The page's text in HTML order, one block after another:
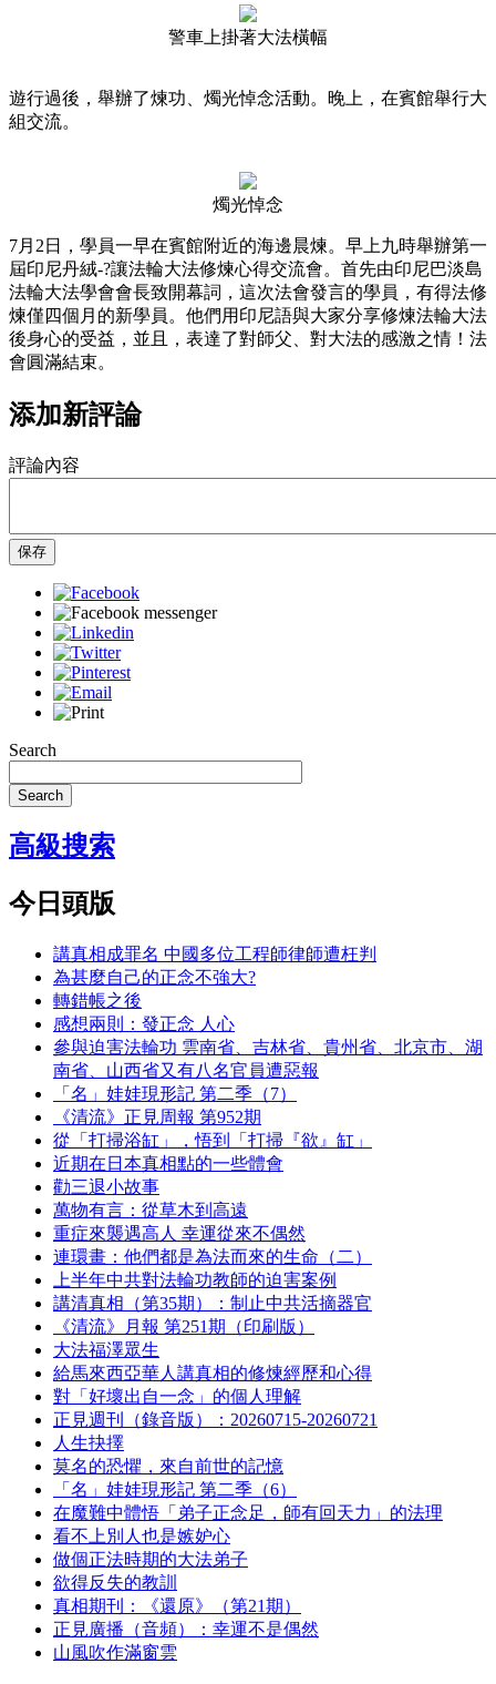
警車上掛著大法橫幅
遊行過後，舉辦了煉功、燭光悼念活動。晚上，在賓館舉行大
組交流。
燭光悼念
7月2日，學員一早在賓館附近的海邊晨煉。早上九時舉辦第一
屆印尼丹絨-?讓法輪大法修煉心得交流會。首先由印尼巴淡島
法輪大法學會會長致開幕詞，這次法會發言的學員，有得法修
煉僅四個月的新學員。他們用印尼語與大家分享修煉法輪大法
後身心的受益，並且，表達了對師父、對大法的感激之情！法
會圓滿結束。
添加新評論
評論內容
保存
Search
Search
高級搜索
今日頭版
講真相成罪名 中國多位工程師律師遭枉判
為甚麼自己的正念不強大?
轉錯帳之後
感想兩則：發正念 人心
參與迫害法輪功 雲南省、吉林省、貴州省、北京市、湖
南省、山西省又有八名官員遭惡報
「名」娃娃現形記 第二季（7）
《清流》正見周報 第952期
從「打掃浴缸」，悟到「打掃『欲』缸」
近期在日本真相點的一些體會
勸三退小故事
萬物有言：從草木到高遠
重症來襲遇高人 幸運從來不偶然
連環畫：他們都是為法而來的生命（二）
上半年中共對法輪功教師的迫害案例
講清真相（第35期）：制止中共活摘器官
《清流》月報 第251期（印刷版）
大法福澤眾生
給馬來西亞華人講真相的修煉經歷和心得
對「好壞出自一念」的個人理解
正見週刊（錄音版）：20260715-20260721
人生抉擇
莫名的恐懼，來自前世的記憶
「名」娃娃現形記 第二季（6）
在魔難中體悟「弟子正念足，師有回天力」的法理
看不上別人也是嫉妒心
做個正法時期的大法弟子
欲得反失的教訓
真相期刊：《還原》（第21期）
正見廣播（音頻）：幸運不是偶然
山風吹作滿窗雲